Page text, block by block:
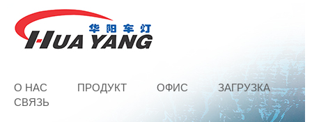
О НАС ПРОДУКТ ОФИС
ЗАГРУЗКА
СВЯЗЬ